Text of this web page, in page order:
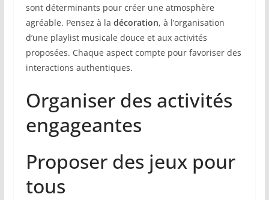
sont déterminants pour créer une atmosphère
agréable. Pensez à la décoration, à l’organisation
d’une playlist musicale douce et aux activités
proposées. Chaque aspect compte pour favoriser des
interactions authentiques.
Organiser des activités
engageantes
Proposer des jeux pour
tous